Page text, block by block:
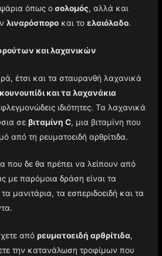
ψάρια όπως οσολομός, αλλά και
λιναρόσπορο και τοελαιόλαδο.
και λαχανικών
έτσι και τα σταυρανθή λαχανικά
και τα λαχανάκια
ιδιότητες. Τα λαχανικά
σεβιταμίνη C, μια βιταμίνη που
από τη ρευματοειδή αρθρίτιδα.
που δε θα πρέπει να λείπουν από
με παρόμοια δράση είναι τα
μανιτάρια, τα εσπεριδοειδή και τα
απόρευματοειδή αρθρίτιδα,
την κατανάλωση τροφίμων που